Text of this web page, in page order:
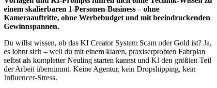
einem skalierbaren 1-Personen-Business – ohne
Kameraauftritte, ohne Werbebudget und mit beeindruckenden
Gewinnspannen.
Du willst wissen, ob das KI Creator System Scam oder Gold ist? Ja,
es lohnt sich – weil du mit einem klaren, praxiserprobten Fahrplan
selbst als kompletter Neuling starten kannst und KI den größten Teil
der Arbeit übernimmt. Keine Agentur, kein Dropshipping, kein
Influencer-Stress.